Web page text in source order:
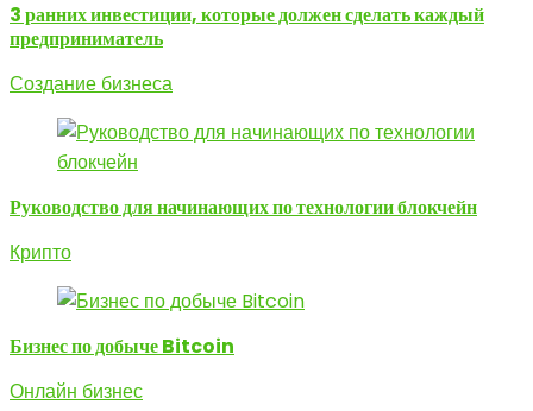
3 ранних инвестиции, которые должен сделать каждый
предприниматель
Создание бизнеса
Руководство для начинающих по технологии блокчейн
Крипто
Бизнес по добыче Bitcoin
Онлайн бизнес